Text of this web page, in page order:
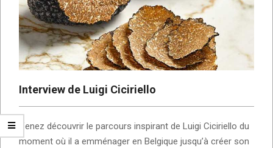
Interview de Luigi Ciciriello
Venez découvrir le parcours inspirant de Luigi Ciciriello du
moment où il a emménager en Belgique jusqu’à créer son